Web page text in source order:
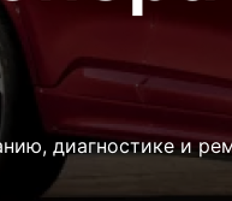
диагностике и